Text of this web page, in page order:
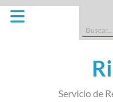
Saltar
Buscar:
Servicio de